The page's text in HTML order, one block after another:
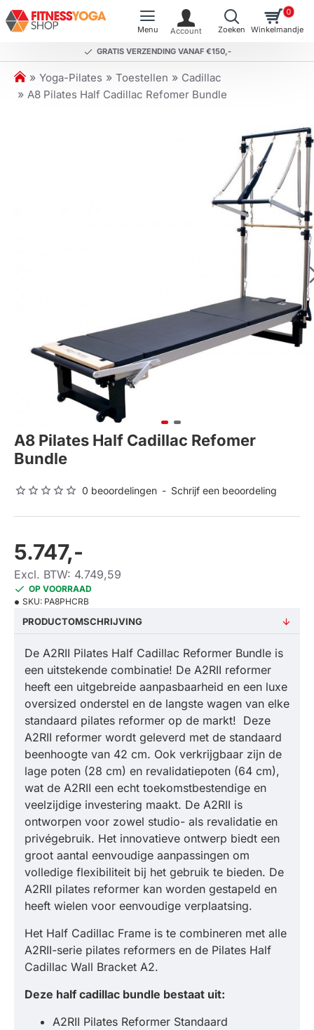
GRATIS VERZENDING VANAF €150,-
0
h
o
Yoga-Pilates Toestellen
Cadillac
A8 Pilates Half Cadillac Refomer Bundle
A8 Pilates Half Cadillac Refomer
Bundle
0 beoordelingen - Schrijf een beoordeling
5.747,-
Excl. BTW: 4.749,59
OP VOORRAAD
SKU: PA8PHCRB
PRODUCTOMSCHRIJVING
De A2RII Pilates Half Cadillac Reformer Bundle is
een uitstekende combinatie! De A2RII reformer
heeft een uitgebreide aanpasbaarheid en een luxe
oversized onderstel en de langste wagen van elke
standaard pilates reformer op de markt! Deze
A2RII reformer wordt geleverd met de standaard
beenhoogte van 42 cm. Ook verkrijgbaar zijn de
lage poten (28 cm) en revalidatiepoten (64 cm),
wat de A2RII een echt toekomstbestendige en
veelzijdige investering maakt. De A2RII is
ontworpen voor zowel studio- als revalidatie en
privégebruik. Het innovatieve ontwerp biedt een
groot aantal eenvoudige aanpassingen om
volledige flexibiliteit bij het gebruik te bieden. De
A2RII pilates reformer kan worden gestapeld en
heeft wielen voor eenvoudige verplaatsing.
Het Half Cadillac Frame is te combineren met alle
A2RII-serie pilates reformers en de Pilates Half
Cadillac Wall Bracket A2.
Deze half cadillac bundle bestaat uit:
A2RII Pilates Reformer Standaard